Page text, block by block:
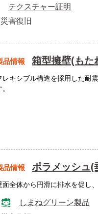
テクスチャー証明
災害復旧
品情報 箱型擁壁(もた
レキシブル構造を採用した耐
品情報 ポラメッシュ(
面全体から円滑に排水を促し
しまねグリーン製品